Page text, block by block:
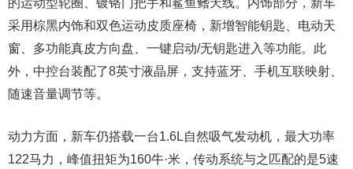
的运动型轮圈、镀铬门把手和鲨鱼鳍天线。内饰部分，新车
采用棕黑内饰和双色运动皮质座椅，新增智能钥匙、电动天
窗、多功能真皮方向盘、一键启动/无钥匙进入等功能。此
外，中控台装配了8英寸液晶屏，支持蓝牙、手机互联映射、
随速音量调节等。
动力方面，新车仍搭载一台1.6L自然吸气发动机，最大功率
122马力，峰值扭矩为160牛·米，传动系统与之匹配的是5速